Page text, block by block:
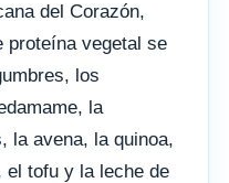
del Corazón,
proteína vegetal se
los
la
la avena, la quinoa,
tofu y la leche de